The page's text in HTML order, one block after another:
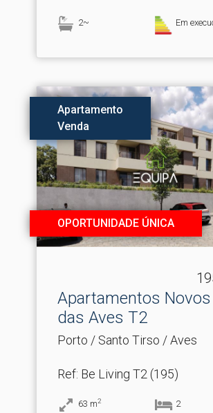
2~ Em
Apartamento
Venda
OPORTUNIDADE ÚNICA
Apartamentos Novos
das Aves T2
Porto / Santo Tirso / Aves
Ref: Be Living T2 (195)
63 m2 2